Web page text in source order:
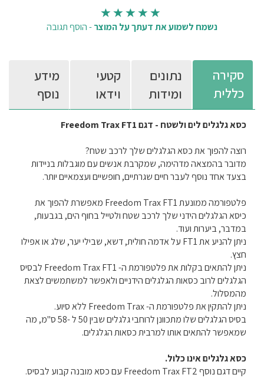
נשמח לשמוע את דעתך על המוצר-הוסף תגובה
סקירה
כללית
נתונים
ומידות
קטעי
וידאו
מידע
נוסף
כסא גלגלים לים ולשטח - דגם Freedom Trax FT1
רוצה להפוך את כסא הגלגלים שלך לרכב שטח?
מדובר בהמצאה מדהימה, שמקרבת אנשים עם מוגבלות בניידות
בצעד אחד נוסף לעבר חיים שגרתיים, חופשיים ועצמאיים יותר.
פלטפורמה ממונעת Freedom Trax FT1 מאפשרת להפוך את
כיסא הגלגלים הידני שלך לרכב שטח ולטייל בחוף הים, בגבעות,
במדבר, ביערות ועוד.
ניתן להניע את FT1 על אדמה חולית, דשא, שבילי יער, שלג או אפילו
חצץ.
ניתן להתאים בקלות את פלטפורמת ה- Freedom Trax FT1 לבסיס
הגלגלים לרוב כסאות הגלגלים הידניים ולאפשר למשתמשים לצאת
מהמסלול.
ניתן להתקין את פלטפורמת ה- Freedom Trax ללא סיוע.
בסיס הגלגלים שלו מתכוונן לרוחבי גלגלים שבין 50 ל -58 ס"מ, מה
שמאפשר להתאים אותו למרבית כסאות הגלגלים.
כסא גלגלים אינו כלול.
קיים דגם נוסף Freedom Trax FT2 עם כסא מובנה קבוע לבסיס.